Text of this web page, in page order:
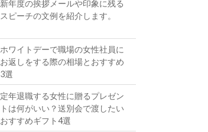
新年度の挨拶メールや印象に残る
スピーチの文例を紹介します。
ホワイトデーで職場の女性社員に
お返しをする際の相場とおすすめ
3選
定年退職する女性に贈るプレゼン
トは何がいい？送別会で渡したい
おすすめギフト4選